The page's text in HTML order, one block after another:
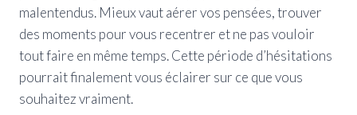
malentendus. Mieux vaut aérer vos pensées, trouver
des moments pour vous recentrer et ne pas vouloir
tout faire en même temps. Cette période d’hésitations
pourrait finalement vous éclairer sur ce que vous
souhaitez vraiment.